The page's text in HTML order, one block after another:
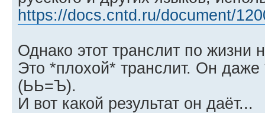
https://docs.cntd.ru/document/
Однако этот транслит по жизни
Это *плохой* транслит. Он
(ЬЬ=Ъ).
И вот какой результат он даёт...